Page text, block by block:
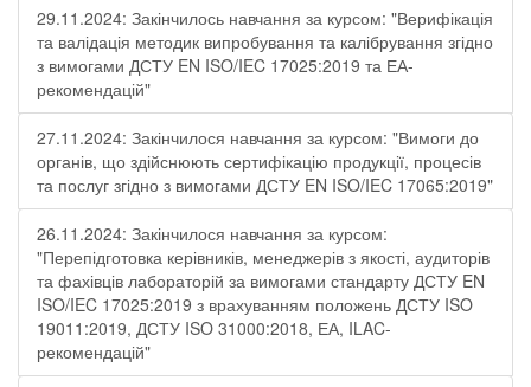
29.11.2024: Закінчилось навчання за курсом: "Верифікація
та валідація методик випробування та калібрування згідно
з вимогами ДСТУ EN ISO/IEC 17025:2019 та ЕА-
рекомендацій"
27.11.2024: Закінчилося навчання за курсом: "Вимоги до
органів, що здійснюють сертифікацію продукції, процесів
та послуг згідно з вимогами ДСТУ EN ISO/IEC 17065:2019"
26.11.2024: Закінчилося навчання за курсом:
"Перепідготовка керівників, менеджерів з якості, аудиторів
та фахівців лабораторій за вимогами стандарту ДСТУ EN
ISO/IEC 17025:2019 з врахуванням положень ДСТУ ISO
19011:2019, ДСТУ ISO 31000:2018, ЕА, ILAC-
рекомендацій"